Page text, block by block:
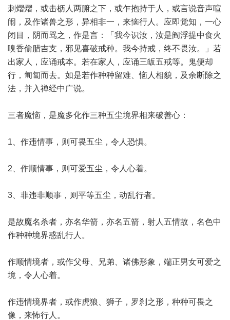
刺熠熠，或击枥人两腑之下，或乍抱持于人，或言说音声喧
闹，及作诸兽之形，异相非一，来恼行人。应即觉知，一心
闭目，阴而骂之，作是言：「我今识汝，汝是阎浮提中食火
嗅香偷腊吉支，邪见喜破戒种。我今持戒，终不畏汝。」若
出家人，应诵戒本。若在家人，应诵三皈五戒等。鬼便却
行，匍匐而去。如是若作种种留难、恼人相貌，及余断除之
法，并入禅经中广说。
三者魔恼，是魔多化作三种五尘境界相来破善心：
1、作违情事，则可畏五尘，令人恐惧。
2、作顺情事，则可爱五尘，令人心着。
3、非违非顺事，则平等五尘，动乱行者。
是故魔名杀者，亦名华箭，亦名五箭，射人五情故，名色中
作种种境界惑乱行人。
作顺情境者，或作父母、兄弟、诸佛形象，端正男女可爱之
境，令人心着。
作违情境界者，或作虎狼、狮子，罗刹之形，种种可畏之
像，来怖行人。